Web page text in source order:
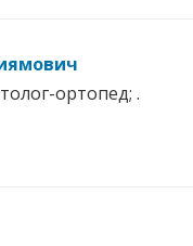
ортопед; .